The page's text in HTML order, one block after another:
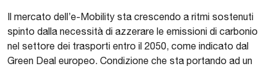
Il mercato dell’e-Mobility sta crescendo a ritmi sostenuti
spinto dalla necessità di azzerare le emissioni di carbonio
nel settore dei trasporti entro il 2050, come indicato dal
Green Deal europeo. Condizione che sta portando ad un